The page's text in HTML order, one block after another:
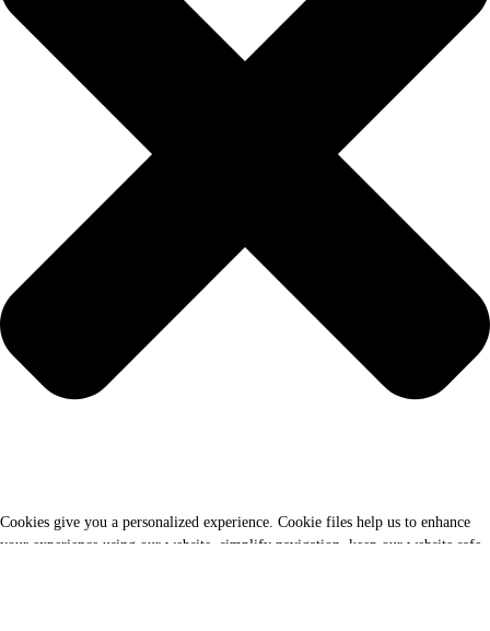
Cookies give you a personalized experience. Cookie files help us to enhance
your experience using our website, simplify navigation, keep our website safe,